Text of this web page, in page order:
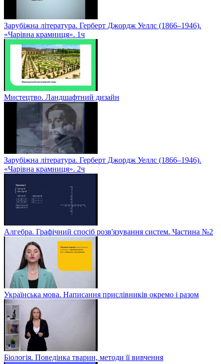
Зарубіжна література. Герберт Джордж Уеллс (1866–1946).
«Чарівна крамниця». 1ч
Мистецтво. Ландшафтний дизайн
Зарубіжна література. Герберт Джордж Уеллс (1866–1946).
«Чарівна крамниця». 2ч
Алгебра. Графічний спосіб розв'язування систем. Частина №2
Українська мова. Написання прислівників окремо і разом
Біологія. Поведінка тварин, методи її вивчення